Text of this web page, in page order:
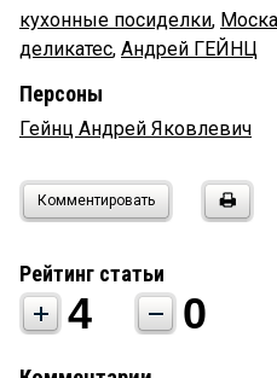
кухонные посиделки,
деликатес, Андрей ГЕЙНЦ
Персоны
Гейнц Андрей Яковлевич
Комментировать
Рейтинг статьи
4 0